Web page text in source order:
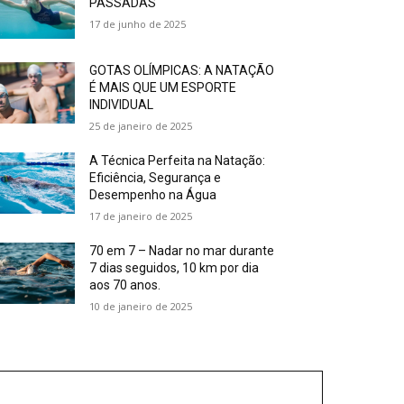
PASSADAS
17 de junho de 2025
GOTAS OLÍMPICAS: A NATAÇÃO
É MAIS QUE UM ESPORTE
INDIVIDUAL
25 de janeiro de 2025
A Técnica Perfeita na Natação:
Eficiência, Segurança e
Desempenho na Água
17 de janeiro de 2025
70 em 7 – Nadar no mar durante
7 dias seguidos, 10 km por dia
aos 70 anos.
10 de janeiro de 2025